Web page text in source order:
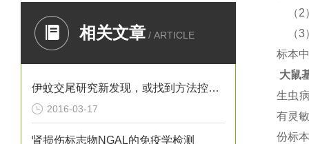
相关文章 / ARTICLE
伊蚊交尾研究新发现，或找到方法控制寨卡病毒
2016-03-17
肾损伤标志物NGAL的免疫学检测
（
（
标本
大鼠
生虫
有灵
份标